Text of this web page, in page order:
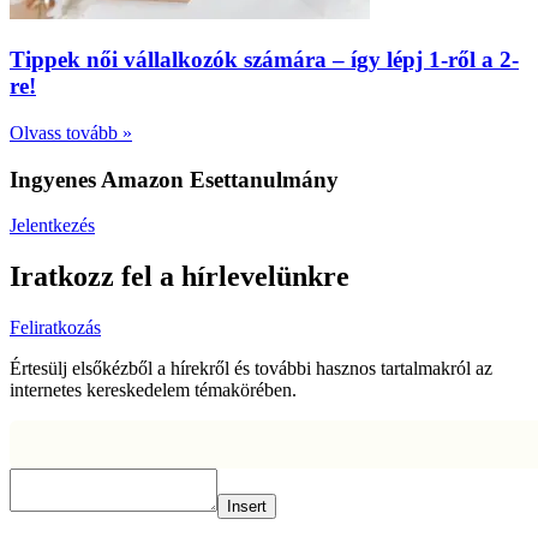
Tippek női vállalkozók számára – így lépj 1-ről a 2-
re!
Olvass tovább »
Ingyenes Amazon Esettanulmány
Jelentkezés
Iratkozz fel a hírlevelünkre
Feliratkozás
Értesülj elsőkézből a hírekről és további hasznos tartalmakról az
internetes kereskedelem témakörében.
Insert